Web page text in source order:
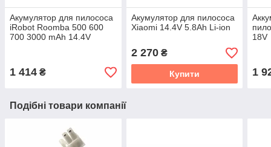
Акумулятор для пилососа
iRobot Roomba 500 600
700 3000 mAh 14.4V
1 414 ₴
Акумулятор для пилососа
Xiaomi 14.4V 5.8Ah Li-ion
2 270₴
Купити
18V
1
Подібні товари компанії